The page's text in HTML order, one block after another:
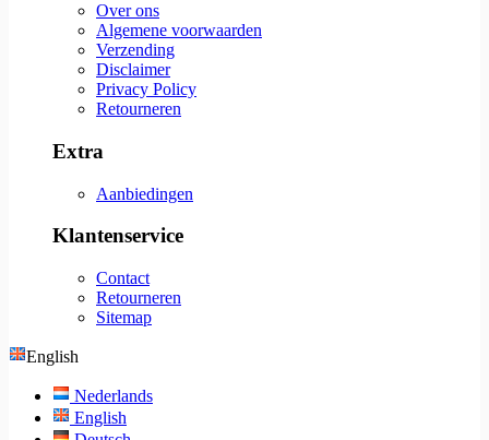
Over ons
Algemene voorwaarden
Verzending
Disclaimer
Privacy Policy
Retourneren
Extra
Aanbiedingen
Klantenservice
Contact
Retourneren
Sitemap
English
Nederlands
English